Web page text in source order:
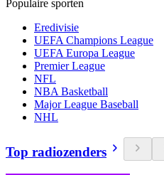
Populaire sporten
Eredivisie
UEFA Champions League
UEFA Europa League
Premier League
NFL
NBA Basketball
Major League Baseball
NHL
Top radiozenders